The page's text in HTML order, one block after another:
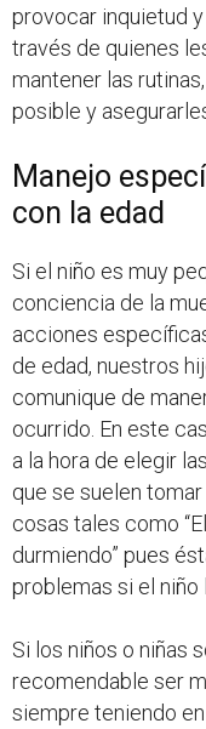
provocar inquietud
través de quienes
mantener las
posible y
Manejo
con la edad
Si el niño es muy
conciencia de la
acciones
de edad, nuestros
comunique de
ocurrido. En este
a la hora de elegir
que se suelen
cosas tales como
durmiendo” pues
problemas si el
Si los niños o niñas
recomendable ser
siempre teniendo